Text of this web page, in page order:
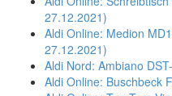
27.12.2021)
Aldi Online: Medion
27.12.2021)
Aldi Nord: Ambiano
Aldi Online: Buschbeck